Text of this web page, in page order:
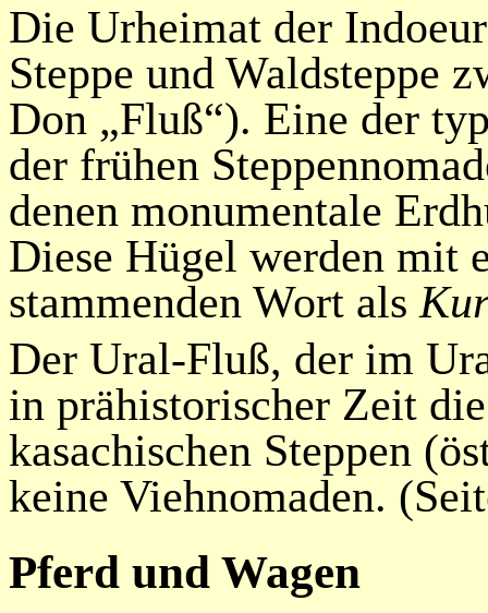
Die Urheimat der
Steppe und Waldsteppe
Don „Fluß“). Eine der
der frühen
denen monumentale
Diese Hügel werden mit
stammenden Wort als
Der Ural-Fluß, der im
in prähistorischer Zeit
kasachischen Steppen
keine Viehnomaden.
Pferd und Wagen